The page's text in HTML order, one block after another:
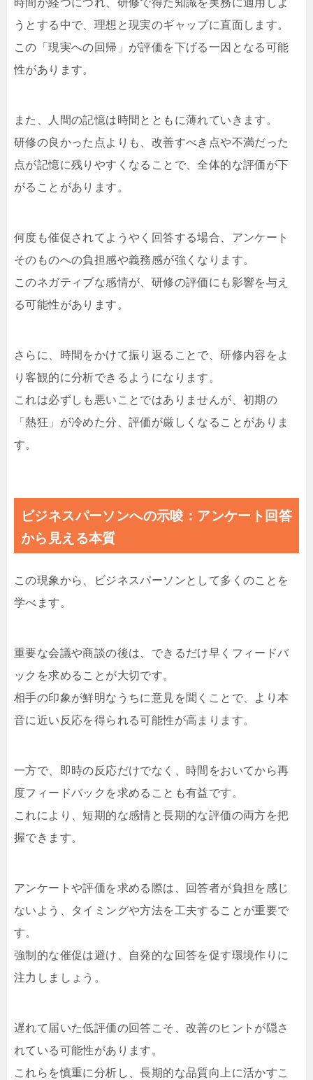
時間が経つにつれ、研修で得た知識を実務に適用しよ
うとする中で、理想と現実のギャップに直面します。
この「現実への回帰」が評価を下げる一因となる可能
性があります。
また、人間の記憶は時間とともに薄れていきます。
研修の良かった点よりも、改善すべき点や不満だった
点が記憶に残りやすくなることで、全体的な評価が下
がることがあります。
何度も催促されてようやく回答する場合、アンケート
そのものへの負担感や義務感が強くなります。
このネガティブな感情が、研修の評価にも影響を与え
る可能性があります。
さらに、時間をかけて振り返ることで、研修内容をよ
り客観的に分析できるようになります。
これは必ずしも悪いことではありませんが、初期の
「熱狂」が冷めた分、評価が厳しくなることがありま
す。
ビジネスパーソンへの示唆：アンケート回答
から見える本質
この現象から、ビジネスパーソンとして多くのことを
学べます。
重要な会議や商談の後は、できるだけ早くフィードバ
ックを求めることが大切です。
相手の印象が鮮明なうちに意見を聞くことで、より本
音に近い反応を得られる可能性が高まります。
一方で、即時の反応だけでなく、時間をおいてから再
度フィードバックを求めることも有益です。
これにより、短期的な感情と長期的な評価の両方を把
握できます。
アンケートや評価を求める際は、回答者が負担を感じ
ないよう、タイミングや方法を工夫することが重要で
す。
強制的な催促は避け、自発的な回答を促す環境作りに
注力しましょう。
遅れて届いた低評価の回答こそ、改善のヒントが隠さ
れている可能性があります。
これらを慎重に分析し、長期的な品質向上に活かすこ